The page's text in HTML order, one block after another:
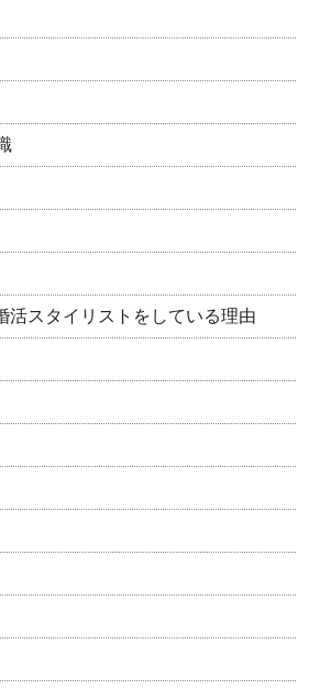
活スタイリストをしている理由